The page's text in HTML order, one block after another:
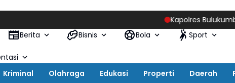
Kapolres Bulukumba Pimpin
Berita Bisnis Bola Sport
Kriminal Olahraga Edukasi Properti Daerah